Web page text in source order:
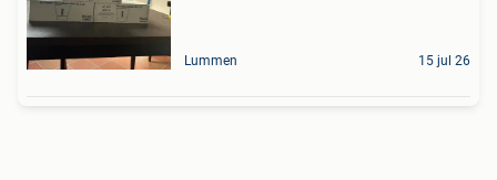
Lummen 15 jul 26